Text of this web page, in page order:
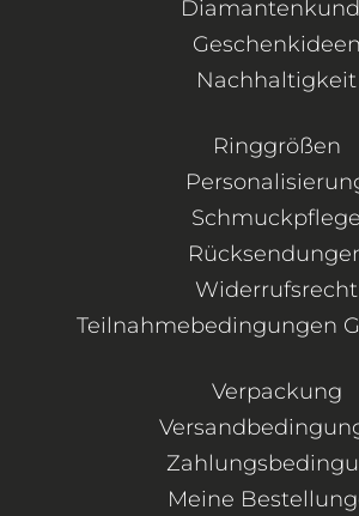
Geschenkideen
Nachhaltigkeit
Ringgrößen
Schmuckpflege
Widerrufsrecht
Teilnahmebedingungen
Verpackung
Meine